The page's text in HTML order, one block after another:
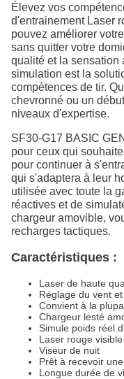
Élevez vos
d'entrainement Laser
pouvez améliorer
sans quitter votre
qualité et la sensation
simulation est la
compétences de tir.
chevronné ou un
niveaux d'expertise.
SF30-G17 BASIC
pour ceux qui
pour continuer à
qui s'adaptera à leur
utilisée avec toute la
réactives et de
chargeur amovible,
recharges tactiques.
Caractéristiques :
Laser de haute
Réglage du vent
Convient à la
Chargeur lesté
Simule poids réel
Laser rouge
Viseur de nuit
Prêt à recevoir
Longue durée de